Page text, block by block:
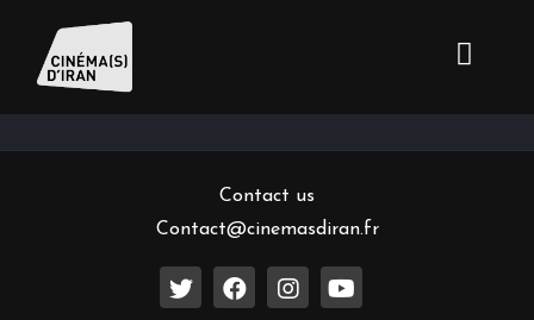
Inscrivez-vous à notre newsletter
Contact us
Contact@cinemasdiran.fr